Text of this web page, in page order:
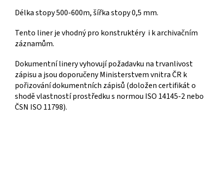
Délka stopy 500-600m, šířka stopy 0,5 mm.
Tento liner je vhodný pro konstruktéry i k archivačním
záznamům.
Dokumentní linery vyhovují požadavku na trvanlivost
zápisu a jsou doporučeny Ministerstvem vnitra ČR k
pořizování dokumentních zápisů (doložen certifikát o
shodě vlastností prostředku s normou ISO 14145-2 nebo
ČSN ISO 11798).